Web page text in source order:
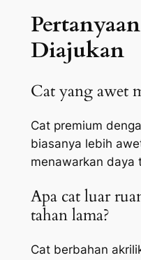
Diajukan
Cat yang awet
Cat premium
biasanya lebih
menawarkan daya
Apa cat luar
tahan lama?
Cat berbahan